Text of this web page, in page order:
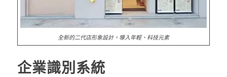
全新的二代店形象設計，導入年輕、科技元素
企業識別系統